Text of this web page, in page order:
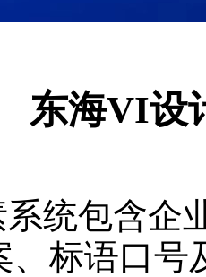
东海VI设
统包含企
、标语口号